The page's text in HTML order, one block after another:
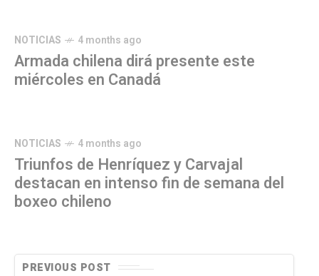
NOTICIAS 4 months ago
Armada chilena dirá presente este
miércoles en Canadá
NOTICIAS 4 months ago
Triunfos de Henríquez y Carvajal
destacan en intenso fin de semana del
boxeo chileno
PREVIOUS POST